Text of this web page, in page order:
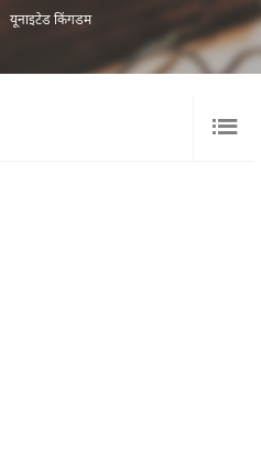
यूनाइटेड किंगडम